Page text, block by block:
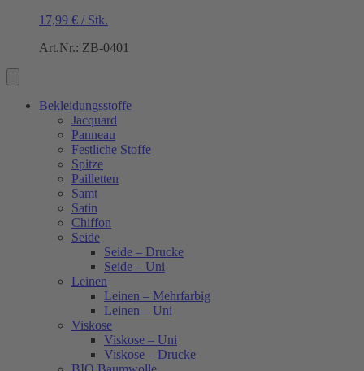
17,99 € / Stk.
Art.Nr.: ZB-0401
Bekleidungsstoffe
Jacquard
Panneau
Festliche Stoffe
Spitze
Pailletten
Samt
Satin
Chiffon
Seide
Seide – Drucke
Seide – Uni
Leinen
Leinen – Mehrfarbig
Leinen – Uni
Viskose
Viskose – Uni
Viskose – Drucke